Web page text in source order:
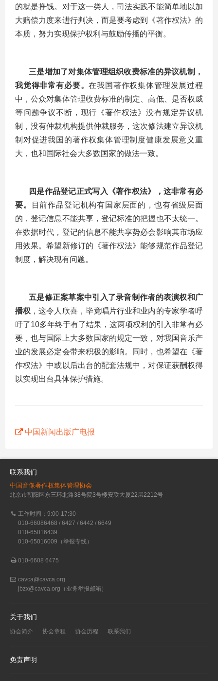
的就是挣钱。对于这一类人，司法实践不能简单地以加
大赔偿力度来进行判决，而是要考虑到《著作权法》的
本质，努力实现保护权利与鼓励传播的平衡。
三是增加了对集体管理组织收费标准的异议机制，
我觉得非常有必要。在我国著作权集体管理发展过程
中，公众对集体管理收费标准的制定、高低、是否权威
等问题争议不断，现行《著作权法》没有规定异议机
制，没有仲裁机构提供仲裁服务，这次修法建立异议机
制对促进我国的著作权集体管理制度健康发展意义重
大，也和国际社会大多数国家的做法一致。
四是作品登记正式写入《著作权法》，这非常有必
要。
目前作品登记机构有国家层面的，也有省级层面
的，登记信息不能共享，登记标准的把握也不太统一。
在数据时代，登记的信息不能共享势必会影响其市场应
用效果。希望新修订的《著作权法》能够规范作品登记
制度，解决现有问题。
五是修正案草案中引入了录音制作者的表演权和广
播权 ，这令人欣喜，毕竟唱片行业和业内的专家学者呼
吁了10多年终于有了结果，这两项权利的引入非常有必
要，也与国际上大多数国家的规定一致，对我国音乐产
业的发展必定会带来积极的影响。同时，也希望在《著
作权法》中或以后出台的配套法规中，对保证获酬权得
以实现出台具体保护措施。
中国新闻出版广电报
联系我们
中国音像著作权集体管理协会
北京市朝阳区东三环北路38号院3号楼安联大厦22层2212号
工作时间：9:00-17:30
010-66086468 / 6427 / 6442 / 6649
010-65016439
010-65016009（举报专线）
010-6608 6475
cavca@cavca.org
jbzx@cavca.org （业务举报邮箱）
关于我们
协会简介 协会章程 协会历程 联系我们
免责声明